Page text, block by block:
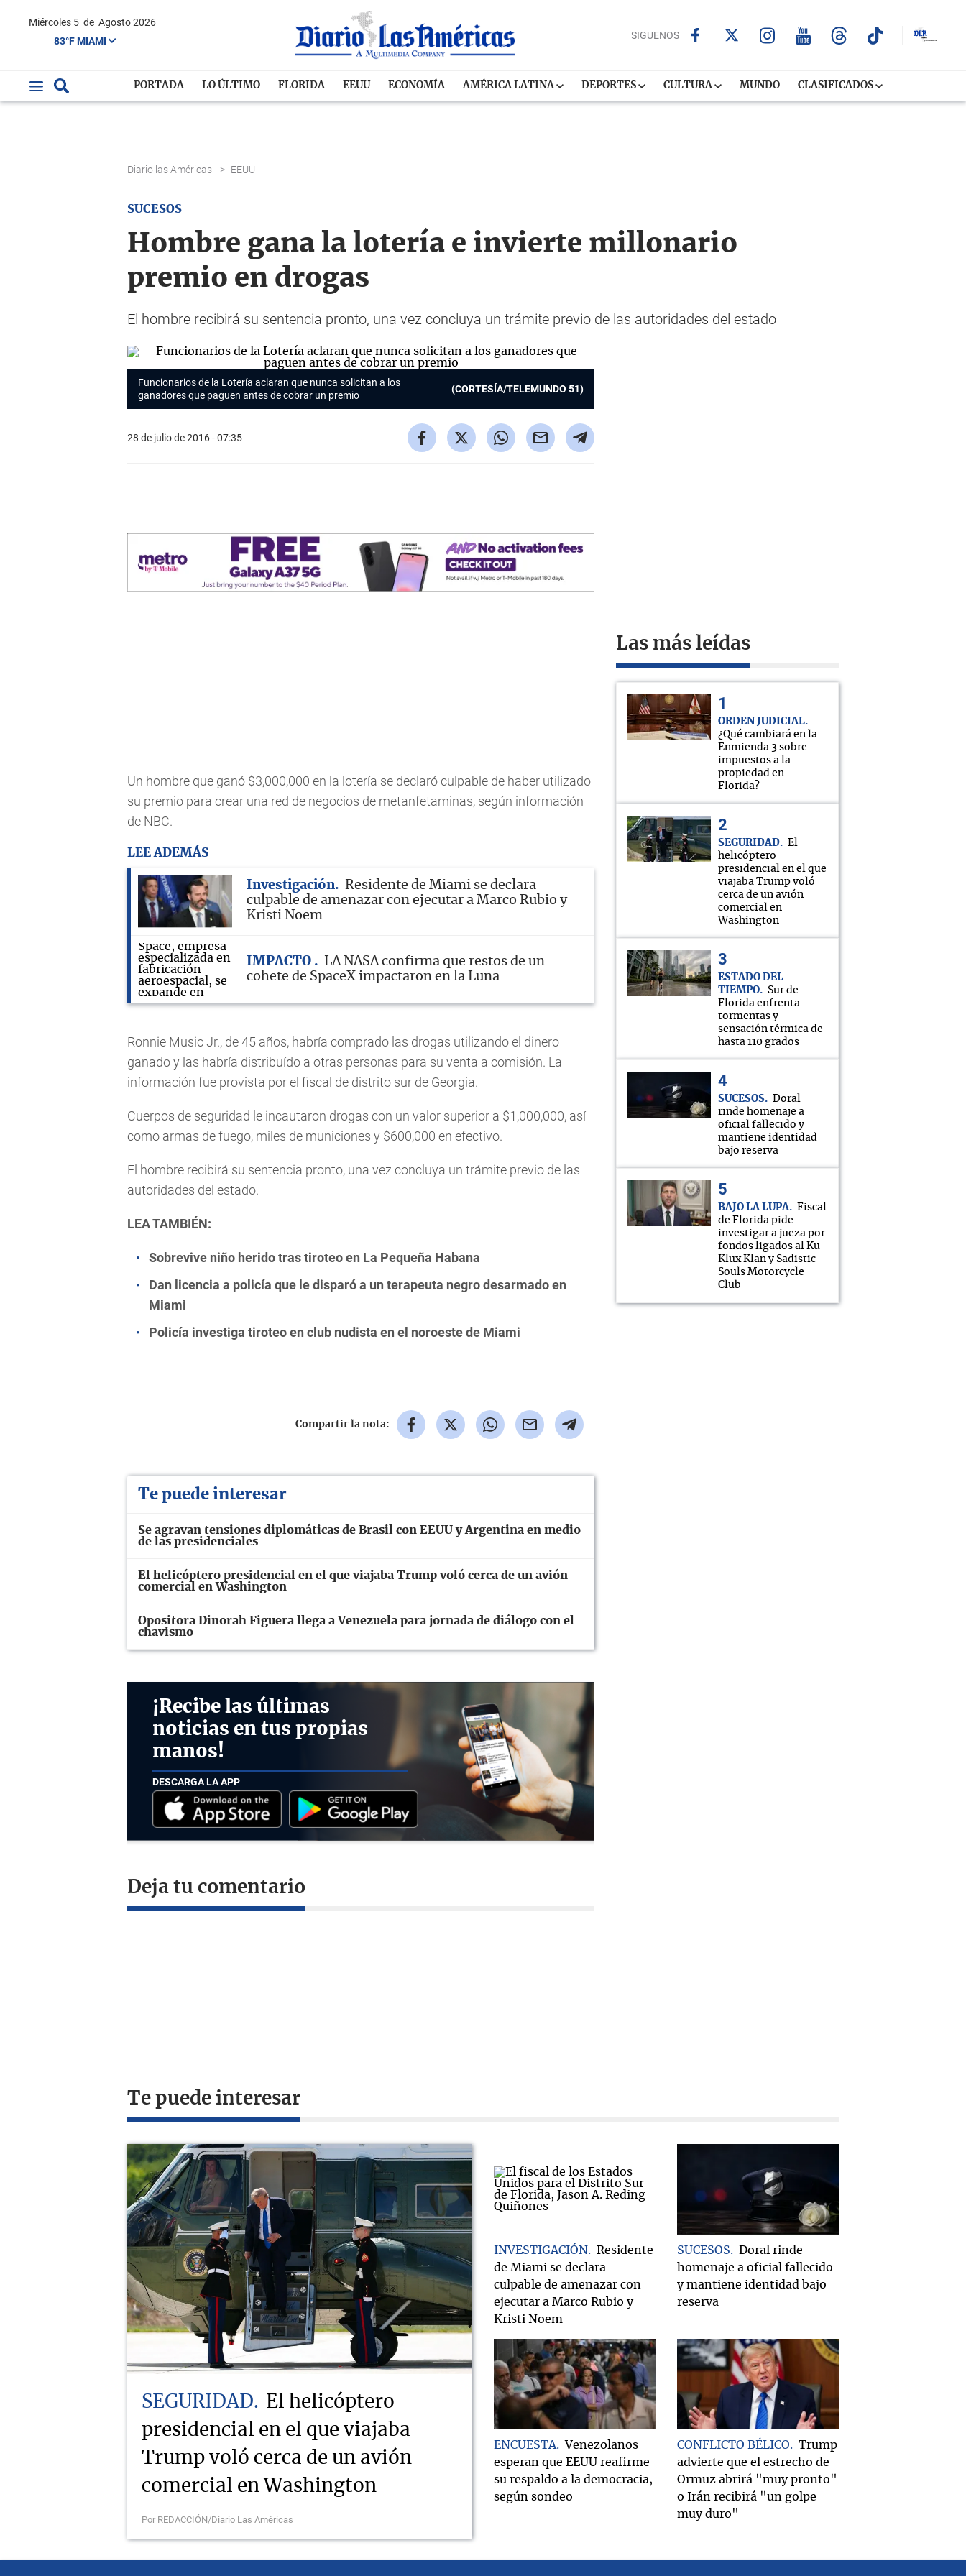
Miércoles 5 de Agosto 2026
83°F MIAMI
SIGUENOS
PORTADA LO ÚLTIMO FLORIDA EEUU ECONOMÍA AMÉRICA LATINA DEPORTES CULTURA MUNDO CLASIFICADOS
Diario las Américas > EEUU
SUCESOS
Hombre gana la lotería e invierte millonario
premio en drogas
El hombre recibirá su sentencia pronto, una vez concluya un trámite previo de las autoridades del estado
Funcionarios de la Lotería aclaran que nunca solicitan a los
ganadores que paguen antes de cobrar un premio
(CORTESÍA/TELEMUNDO 51)
28 de julio de 2016 - 07:35
Un hombre que ganó $3,000,000 en la lotería se declaró culpable de haber utilizado
su premio para crear una red de negocios de metanfetaminas, según información
de NBC.
LEE ADEMÁS
Investigación
Residente de Miami se declara
culpable de amenazar con ejecutar a Marco Rubio y
Kristi Noem
IMPACTO
LA NASA confirma que restos de un
cohete de SpaceX impactaron en la Luna
Ronnie Music Jr., de 45 años, habría comprado las drogas utilizando el dinero
ganado y las habría distribuído a otras personas para su venta a comisión. La
información fue provista por el fiscal de distrito sur de Georgia.
Cuerpos de seguridad le incautaron drogas con un valor superior a $1,000,000, así
como armas de fuego, miles de municiones y $600,000 en efectivo.
El hombre recibirá su sentencia pronto, una vez concluya un trámite previo de las
autoridades del estado.
LEA TAMBIÉN:
Sobrevive niño herido tras tiroteo en La Pequeña Habana
Dan licencia a policía que le disparó a un terapeuta negro desarmado en
Miami
Policía investiga tiroteo en club nudista en el noroeste de Miami
Compartir la nota:
Te puede interesar
Se agravan tensiones diplomáticas de Brasil con EEUU y Argentina en medio
de las presidenciales
El helicóptero presidencial en el que viajaba Trump voló cerca de un avión
comercial en Washington
Opositora Dinorah Figuera llega a Venezuela para jornada de diálogo con el
chavismo
¡Recibe las últimas
noticias en tus propias
manos!
DESCARGA LA APP
Deja tu comentario
Las más leídas
ORDEN JUDICIAL
¿Qué cambiará en la
Enmienda 3 sobre
impuestos a la
propiedad en
Florida?
SEGURIDAD
El
helicóptero
presidencial en el que
viajaba Trump voló
cerca de un avión
comercial en
Washington
ESTADO DEL
TIEMPO
Sur de
Florida enfrenta
tormentas y
sensación térmica de
hasta 110 grados
SUCESOS
Doral
rinde homenaje a
oficial fallecido y
mantiene identidad
bajo reserva
BAJO LA LUPA
Fiscal
de Florida pide
investigar a jueza por
fondos ligados al Ku
Klux Klan y Sadistic
Souls Motorcycle
Club
Te puede interesar
SEGURIDAD
El helicóptero
presidencial en el que viajaba
Trump voló cerca de un avión
comercial en Washington
Por REDACCIÓN/Diario Las Américas
INVESTIGACIÓN
Residente
de Miami se declara
culpable de amenazar con
ejecutar a Marco Rubio y
Kristi Noem
SUCESOS
Doral rinde
homenaje a oficial fallecido
y mantiene identidad bajo
reserva
ENCUESTA
Venezolanos
esperan que EEUU reafirme
su respaldo a la democracia,
según sondeo
CONFLICTO BÉLICO
Trump
advierte que el estrecho de
Ormuz abrirá "muy pronto"
o Irán recibirá "un golpe
muy duro"